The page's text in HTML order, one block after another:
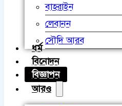
বাহরাইন
লেবানন
সৌদি আরব
ধর্ম
বিনোদন
বিজ্ঞাপন
আরও